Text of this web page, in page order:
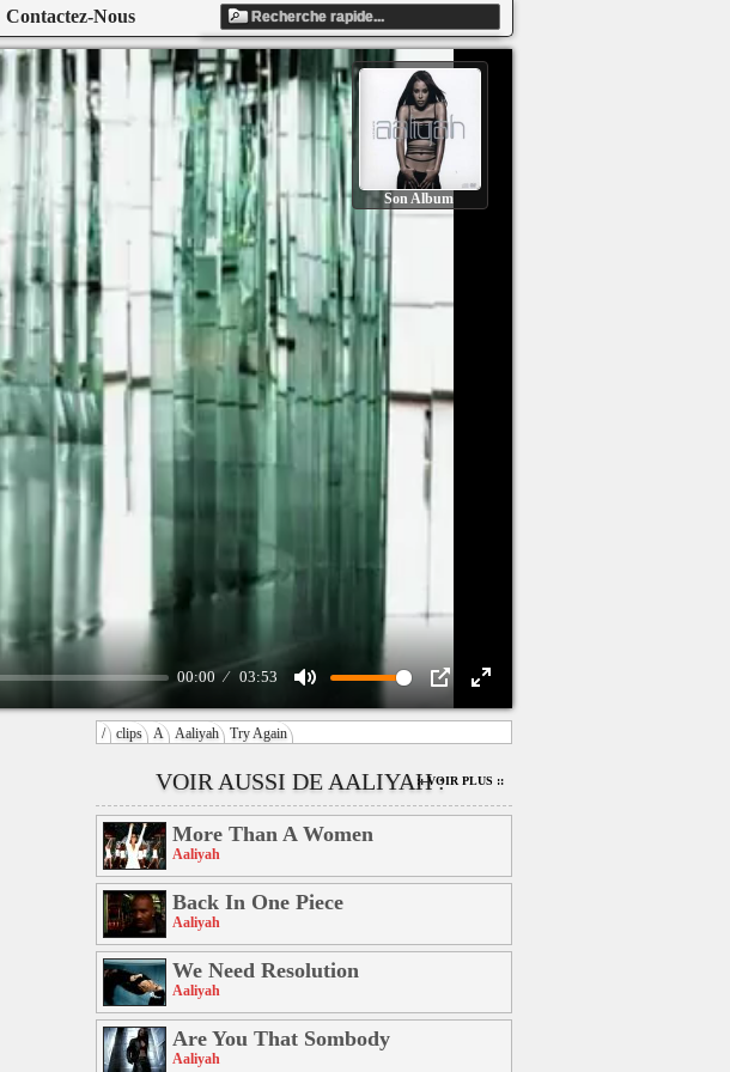
Contactez-Nous
00:00 03:53
Mute PIP
Enter
Son Album
/ clips A Aaliyah Try Again
VOIR AUSSI DE AALIYAH ::: VOIR PLUS ::
More Than A Women
Aaliyah
Back In One Piece
Aaliyah
We Need Resolution
Aaliyah
Are You That Sombody
Aaliyah